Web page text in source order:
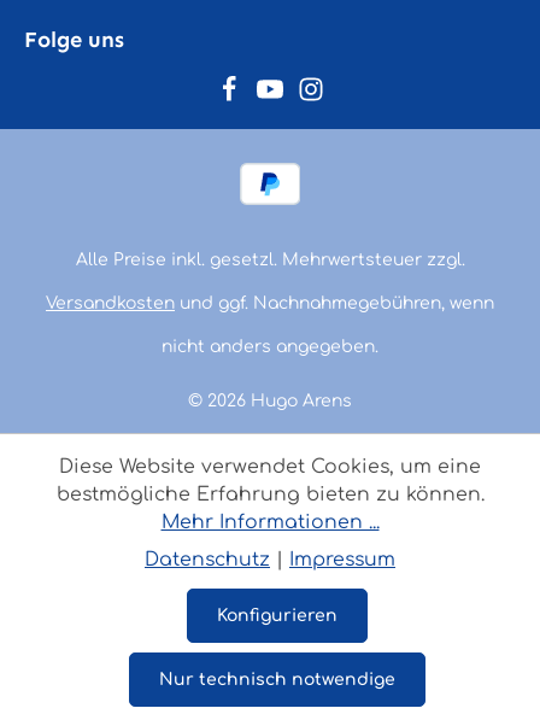
Folge uns
© 2026 Hugo Arens
Alle Preise inkl. gesetzl. Mehrwertsteuer zzgl.
Versandkosten und ggf. Nachnahmegebühren, wenn
nicht anders angegeben.
Diese Website verwendet Cookies, um eine
bestmögliche Erfahrung bieten zu können.
Mehr Informationen ...
Datenschutz
Impressum
Nur technisch notwendige
Konfigurieren